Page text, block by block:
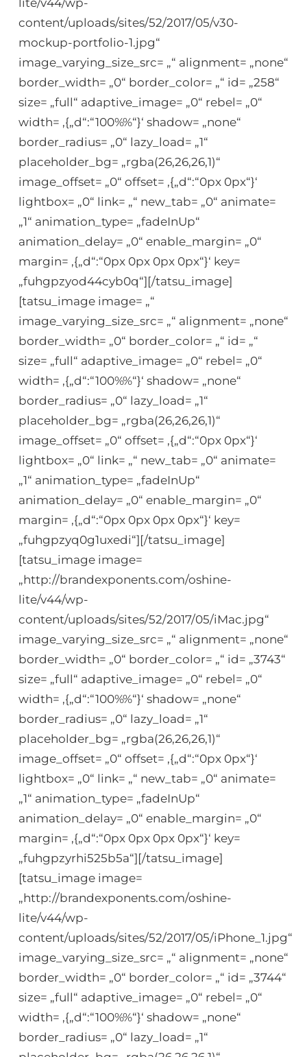
lite/v44/wp-
content/uploads/sites/52/2017/05/v30-
mockup-portfolio-1.jpg“
image_varying_size_src= „“ alignment= „none“
border_width= „0“ border_color= „“ id= „258“
size= „full“ adaptive_image= „0“ rebel= „0“
width= ‚{„d“:“100%%“}‘ shadow= „none“
border_radius= „0“ lazy_load= „1“
placeholder_bg= „rgba(26,26,26,1)“
image_offset= „0“ offset= ‚{„d“:“0px 0px“}‘
lightbox= „0“ link= „“ new_tab= „0“ animate=
„1“ animation_type= „fadeInUp“
animation_delay= „0“ enable_margin= „0“
margin= ‚{„d“:“0px 0px 0px 0px“}‘ key=
„fuhgpzyod44cyb0q“][/tatsu_image]
[tatsu_image image= „“
image_varying_size_src= „“ alignment= „none“
border_width= „0“ border_color= „“ id= „“
size= „full“ adaptive_image= „0“ rebel= „0“
width= ‚{„d“:“100%%“}‘ shadow= „none“
border_radius= „0“ lazy_load= „1“
placeholder_bg= „rgba(26,26,26,1)“
image_offset= „0“ offset= ‚{„d“:“0px 0px“}‘
lightbox= „0“ link= „“ new_tab= „0“ animate=
„1“ animation_type= „fadeInUp“
animation_delay= „0“ enable_margin= „0“
margin= ‚{„d“:“0px 0px 0px 0px“}‘ key=
„fuhgpzyq0g1uxedi“][/tatsu_image]
[tatsu_image image=
„http://brandexponents.com/oshine-
lite/v44/wp-
content/uploads/sites/52/2017/05/iMac.jpg“
image_varying_size_src= „“ alignment= „none“
border_width= „0“ border_color= „“ id= „3743“
size= „full“ adaptive_image= „0“ rebel= „0“
width= ‚{„d“:“100%%“}‘ shadow= „none“
border_radius= „0“ lazy_load= „1“
placeholder_bg= „rgba(26,26,26,1)“
image_offset= „0“ offset= ‚{„d“:“0px 0px“}‘
lightbox= „0“ link= „“ new_tab= „0“ animate=
„1“ animation_type= „fadeInUp“
animation_delay= „0“ enable_margin= „0“
margin= ‚{„d“:“0px 0px 0px 0px“}‘ key=
„fuhgpzyrhi525b5a“][/tatsu_image]
[tatsu_image image=
„http://brandexponents.com/oshine-
lite/v44/wp-
content/uploads/sites/52/2017/05/iPhone_1.jpg“
image_varying_size_src= „“ alignment= „none“
border_width= „0“ border_color= „“ id= „3744“
size= „full“ adaptive_image= „0“ rebel= „0“
width= ‚{„d“:“100%%“}‘ shadow= „none“
border_radius= „0“ lazy_load= „1“